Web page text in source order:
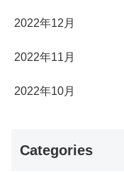
2022年12月
2022年11月
2022年10月
Categories